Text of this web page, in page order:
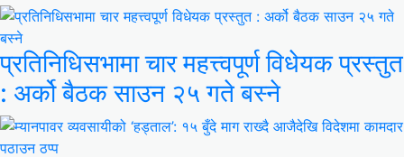
प्रतिनिधिसभामा चार महत्त्वपूर्ण विधेयक प्रस्तुत
: अर्को बैठक साउन २५ गते बस्ने